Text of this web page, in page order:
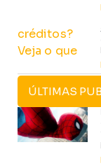
ÚLTIMAS